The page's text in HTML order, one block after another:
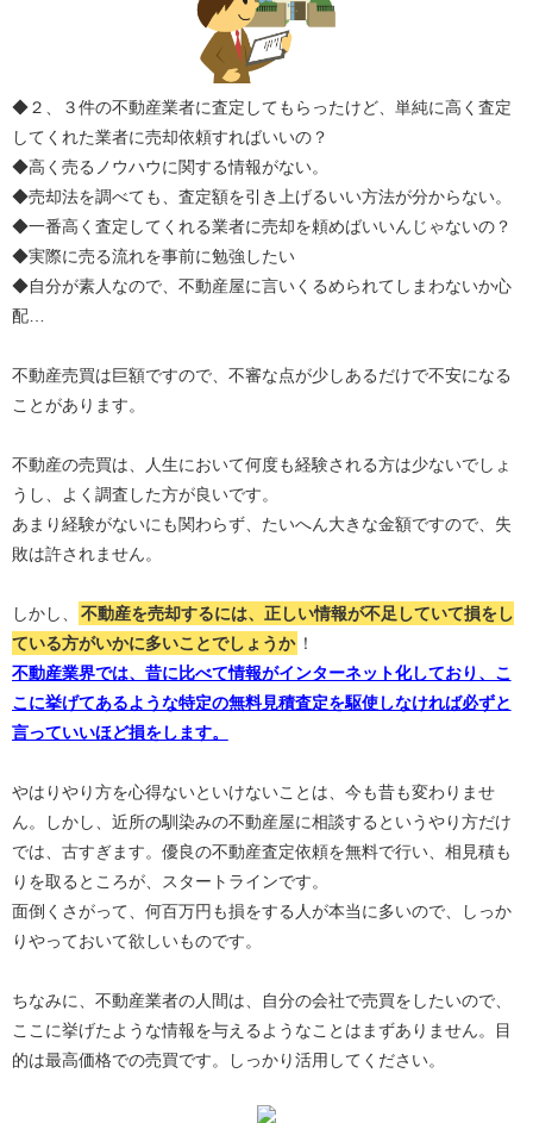
◆２、３件の不動産業者に査定してもらったけど、単純に高く査定
してくれた業者に売却依頼すればいいの？
◆高く売るノウハウに関する情報がない。
◆売却法を調べても、査定額を引き上げるいい方法が分からない。
◆一番高く査定してくれる業者に売却を頼めばいいんじゃないの？
◆実際に売る流れを事前に勉強したい
◆自分が素人なので、不動産屋に言いくるめられてしまわないか心
配…
不動産売買は巨額ですので、不審な点が少しあるだけで不安になる
ことがあります。
不動産の売買は、人生において何度も経験される方は少ないでしょ
うし、よく調査した方が良いです。
あまり経験がないにも関わらず、たいへん大きな金額ですので、失
敗は許されません。
しかし、
不動産を売却するには、正しい情報が不足していて損をし
ている方がいかに多いことでしょうか ！
不動産業界では、昔に比べて情報がインターネット化しており、こ
こに挙げてあるような特定の無料見積査定を駆使しなければ必ずと
言っていいほど損をします。
やはりやり方を心得ないといけないことは、今も昔も変わりませ
ん。しかし、近所の馴染みの不動産屋に相談するというやり方だけ
では、古すぎます。優良の不動産査定依頼を無料で行い、相見積も
りを取るところが、スタートラインです。
面倒くさがって、何百万円も損をする人が本当に多いので、しっか
りやっておいて欲しいものです。
ちなみに、不動産業者の人間は、自分の会社で売買をしたいので、
ここに挙げたような情報を与えるようなことはまずありません。目
的は最高価格での売買です。しっかり活用してください。